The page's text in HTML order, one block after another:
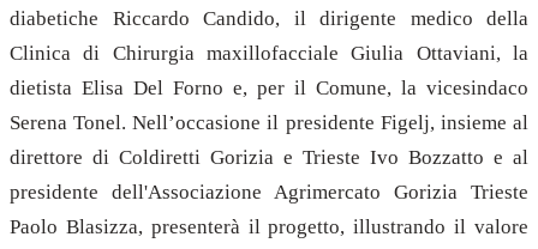
diabetiche Riccardo Candido, il dirigente medico della
Clinica di Chirurgia maxillofacciale Giulia Ottaviani, la
dietista Elisa Del Forno e, per il Comune, la vicesindaco
Serena Tonel. Nell’occasione il presidente Figelj, insieme al
direttore di Coldiretti Gorizia e Trieste Ivo Bozzatto e al
presidente dell'Associazione Agrimercato Gorizia Trieste
Paolo Blasizza, presenterà il progetto, illustrando il valore